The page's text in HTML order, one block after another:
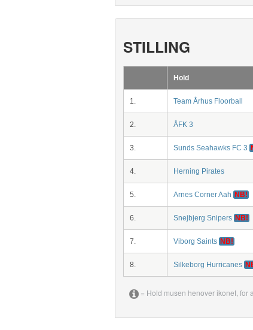
STILLING
Hold
1. Team Århus Floorball
2. ÅFK 3
3. Sunds Seahawks FC 3
4. Herning Pirates
5. Arnes Corner Aah NB!
6. Snejbjerg Snipers NB!
7. Viborg Saints NB!
8. Silkeborg Hurricanes
= Hold musen henover ikonet, for